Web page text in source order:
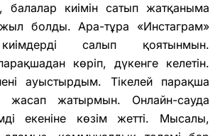
киімін сатып жатқаныма
болды. Ара-тұра «Инстаграм»
салып қоятынмын.
көріп, дүкенге келетін.
ауыстырдым. Тікелей парақша
жасап жатырмын. Онлайн-сауда
екеніне көзім жетті. Мысалы,